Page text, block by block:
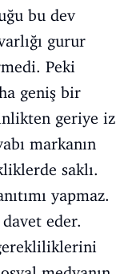
bu dev
gurur
Peki
geniş bir
geriye iz
markanın
saklı.
yapmaz.
eder.